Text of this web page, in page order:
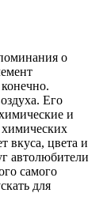
о
Его
и
химических
вкуса, цвета и
автолюбители
самого
для